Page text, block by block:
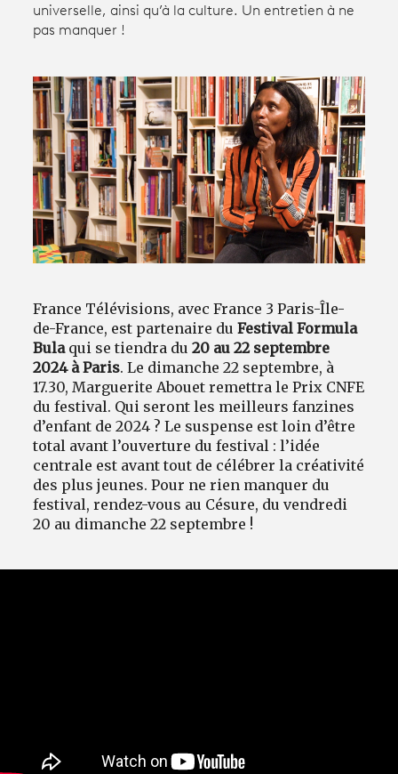
connexion
Avantages fidélité
universelle, ainsi qu’à la culture. Un entretien à ne
pas manquer !
France Télévisions, avec France 3 Paris-Île-
de-France, est partenaire duFestival Formula
Bulaqui se tiendra du20 au 22 septembre
2024 à Paris. Le dimanche 22 septembre, à
17.30, Marguerite Abouet remettra le Prix CNFE
du festival. Qui seront les meilleurs fanzines
d’enfant de 2024 ? Le suspense est loin d’être
total avant l’ouverture du festival : l’idée
centrale est avant tout de célébrer la créativité
des plus jeunes. Pour ne rien manquer du
festival, rendez-vous au Césure, du vendredi
20 au dimanche 22 septembre !